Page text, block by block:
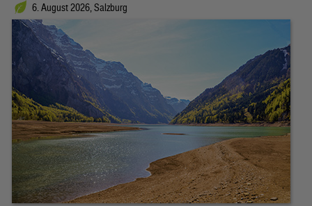
6. August 2026, Salzburg